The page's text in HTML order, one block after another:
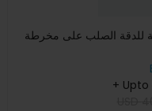
+ Upto